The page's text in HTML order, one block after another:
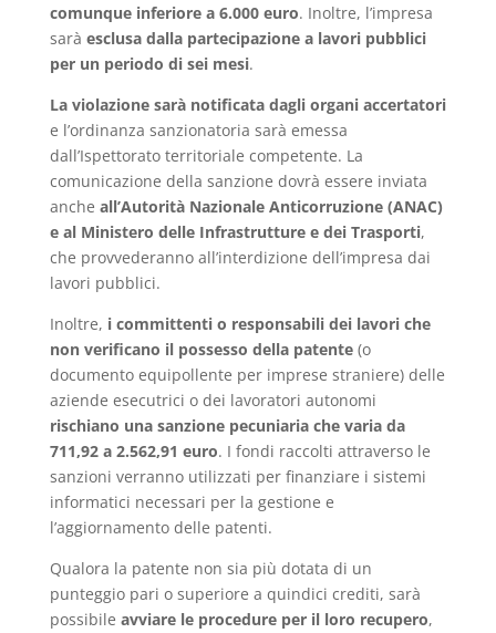
comunque inferiore a 6.000 euro. Inoltre, l’impresa
sarà esclusa dalla partecipazione a lavori pubblici
per un periodo di sei mesi.
La violazione sarà notificata dagli organi accertatori
e l’ordinanza sanzionatoria sarà emessa
dall’Ispettorato territoriale competente. La
comunicazione della sanzione dovrà essere inviata
anche all’Autorità Nazionale Anticorruzione (ANAC)
e al Ministero delle Infrastrutture e dei Trasporti,
che provvederanno all’interdizione dell’impresa dai
lavori pubblici.
Inoltre, i committenti o responsabili dei lavori che
non verificano il possesso della patente(o
documento equipollente per imprese straniere) delle
aziende esecutrici o dei lavoratori autonomi
rischiano una sanzione pecuniaria che varia da
711,92 a 2.562,91 euro. I fondi raccolti attraverso le
sanzioni verranno utilizzati per finanziare i sistemi
informatici necessari per la gestione e
l’aggiornamento delle patenti.
Qualora la patente non sia più dotata di un
punteggio pari o superiore a quindici crediti, sarà
possibile avviare le procedure per il loro recupero,